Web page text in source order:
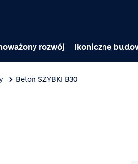
rozwój Ikoniczne
Beton SZYBKI B30